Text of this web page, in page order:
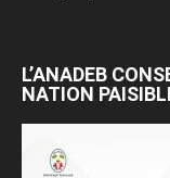
L’ANADEB
NATION